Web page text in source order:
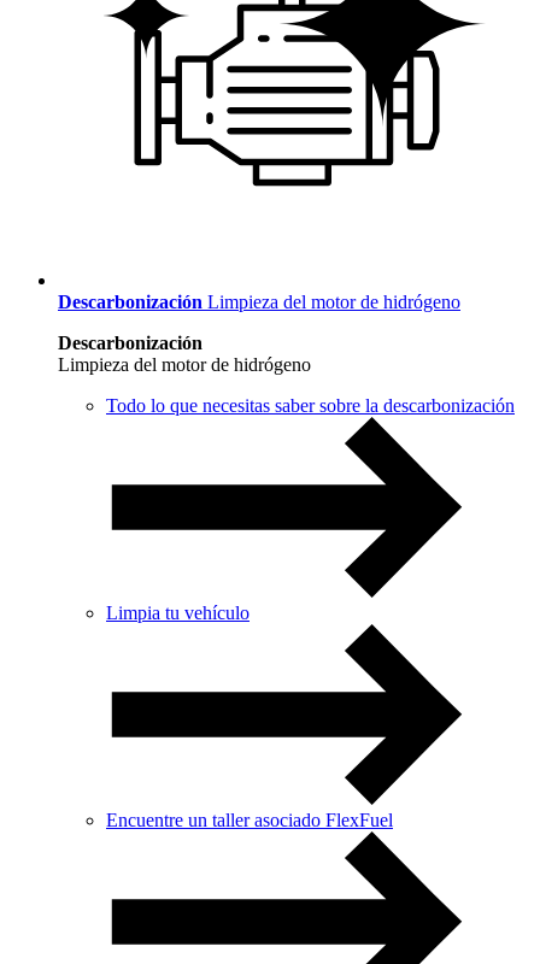
Descarbonización Limpieza del motor de hidrógeno
Descarbonización
Limpieza del motor de hidrógeno
Todo lo que necesitas saber sobre la descarbonización
Limpia tu vehículo
Encuentre un taller asociado FlexFuel